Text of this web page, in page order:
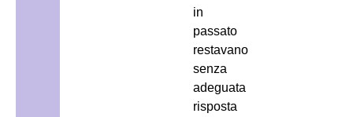
in
passato
restavano
senza
adeguata
risposta